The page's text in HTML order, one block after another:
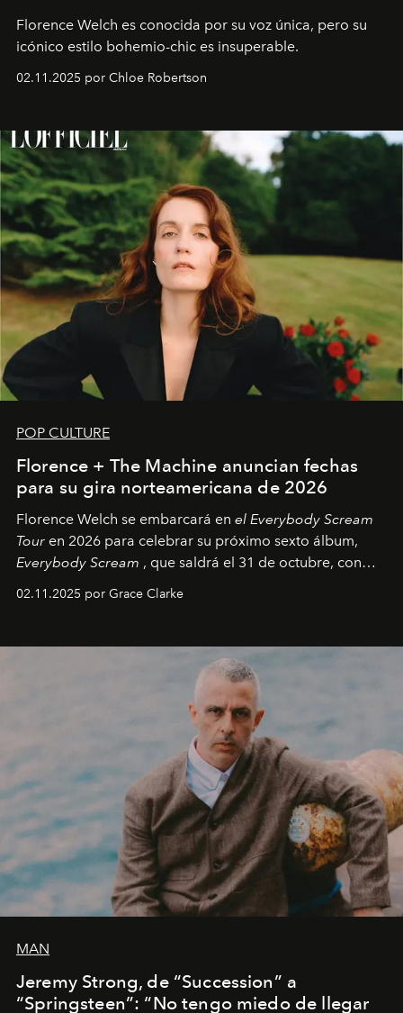
Florence Welch es conocida por su voz única, pero su
icónico estilo bohemio-chic es insuperable.
02.11.2025 por Chloe Robertson
POP CULTURE
Florence + The Machine anuncian fechas
para su gira norteamericana de 2026
Florence Welch se embarcará en el Everybody Scream
Tour en 2026 para celebrar su próximo sexto álbum,
Everybody Scream , que saldrá el 31 de octubre, con
fechas en Norteamérica a partir de abril del próximo
02.11.2025 por Grace Clarke
MAN
Jeremy Strong, de “Succession” a
“Springsteen”: “No tengo miedo de llegar